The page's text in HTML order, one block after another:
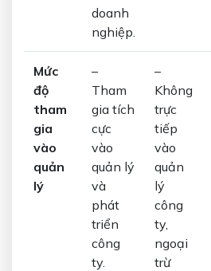
doanh
nghiệp.
Mức
độ
tham
gia
vào
quản
lý
–
Tham
gia tích
cực
vào
quản lý
và
phát
triển
công
ty.
–
Không
trực
tiếp
vào
quản
lý
công
ty,
ngoại
trừ